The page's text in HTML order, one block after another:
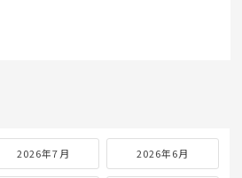
2026年7月 2026年6月